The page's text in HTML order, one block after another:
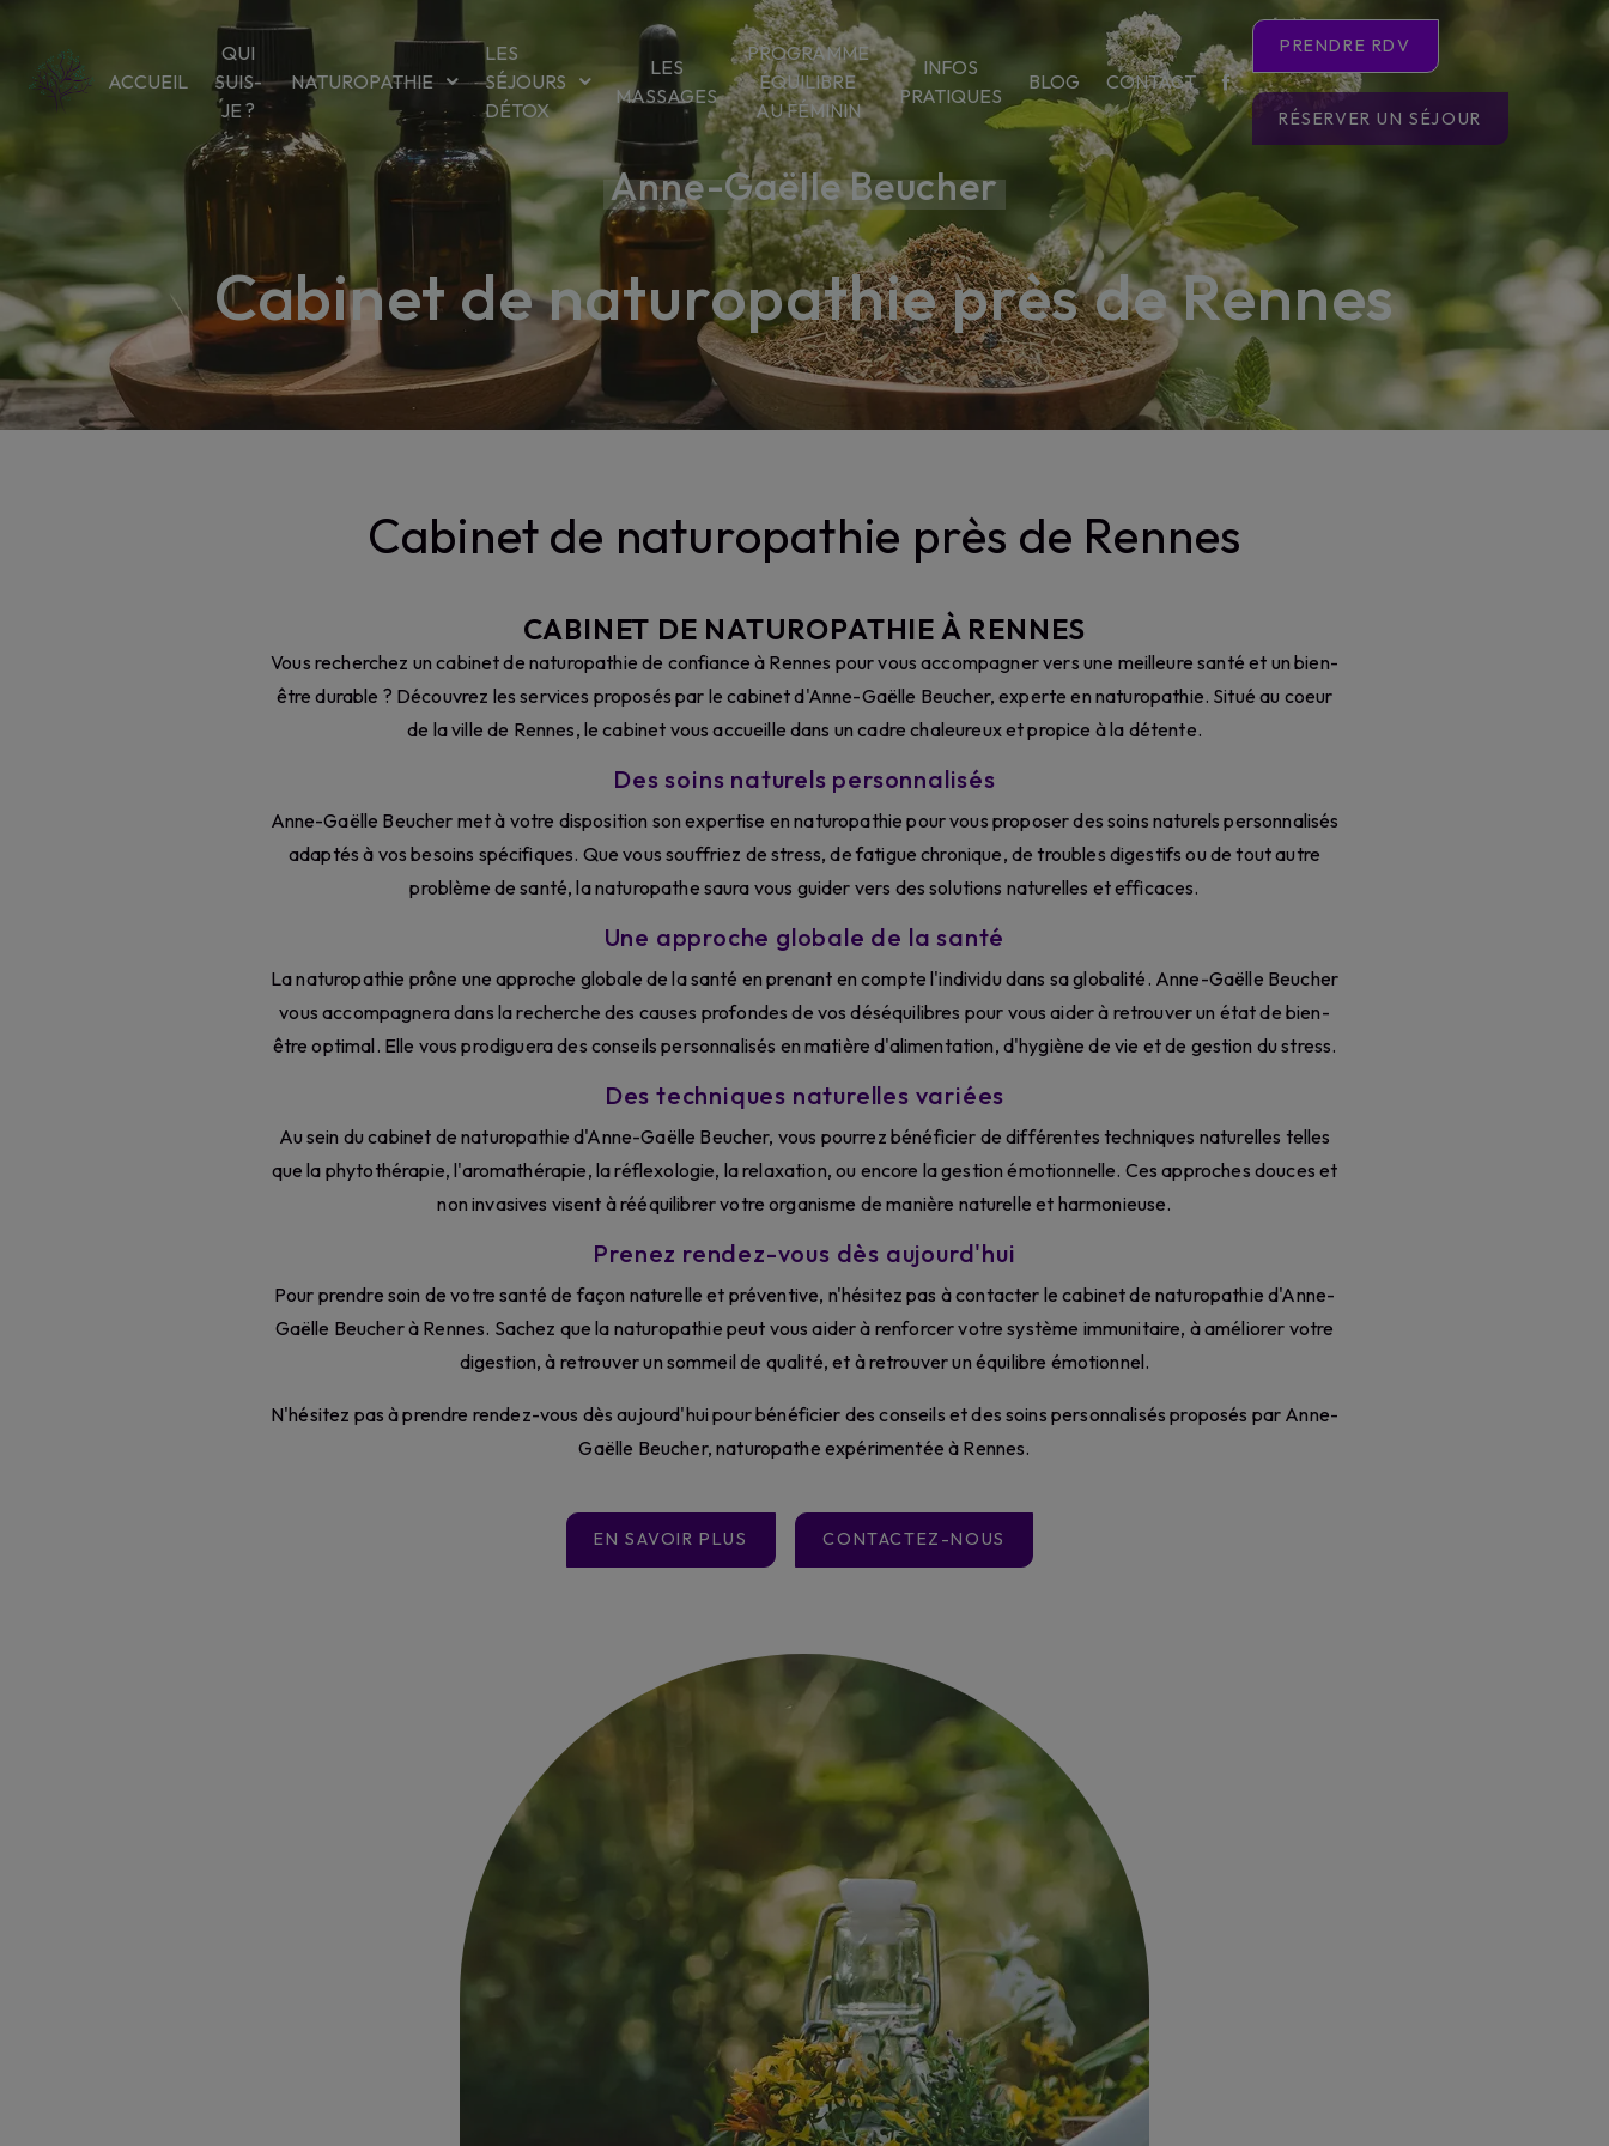
ACCUEIL
QUI
SUIS-
JE ?
NATUROPATHIE
LES
SÉJOURS
DÉTOX
LES
MASSAGES
PROGRAMME
ÉQUILIBRE
AU FÉMININ
INFOS
PRATIQUES
BLOG CONTACT
PRENDRE RDV
RÉSERVER UN SÉJOUR
Anne-Gaëlle Beucher
Cabinet de naturopathie près de Rennes
Cabinet de naturopathie près de Rennes
CABINET DE NATUROPATHIE À RENNES
Vous recherchez un cabinet de naturopathie de confiance à Rennes pour vous accompagner vers une meilleure santé et un bien-
être durable ? Découvrez les services proposés par le cabinet d'Anne-Gaëlle Beucher, experte en naturopathie. Situé au coeur
de la ville de Rennes, le cabinet vous accueille dans un cadre chaleureux et propice à la détente.
Des soins naturels personnalisés
Anne-Gaëlle Beucher met à votre disposition son expertise en naturopathie pour vous proposer des soins naturels personnalisés
adaptés à vos besoins spécifiques. Que vous souffriez de stress, de fatigue chronique, de troubles digestifs ou de tout autre
problème de santé, la naturopathe saura vous guider vers des solutions naturelles et efficaces.
Une approche globale de la santé
La naturopathie prône une approche globale de la santé en prenant en compte l'individu dans sa globalité. Anne-Gaëlle Beucher
vous accompagnera dans la recherche des causes profondes de vos déséquilibres pour vous aider à retrouver un état de bien-
être optimal. Elle vous prodiguera des conseils personnalisés en matière d'alimentation, d'hygiène de vie et de gestion du stress.
Des techniques naturelles variées
Au sein du cabinet de naturopathie d'Anne-Gaëlle Beucher, vous pourrez bénéficier de différentes techniques naturelles telles
que la phytothérapie, l'aromathérapie, la réflexologie, la relaxation, ou encore la gestion émotionnelle. Ces approches douces et
non invasives visent à rééquilibrer votre organisme de manière naturelle et harmonieuse.
Prenez rendez-vous dès aujourd'hui
Pour prendre soin de votre santé de façon naturelle et préventive, n'hésitez pas à contacter le cabinet de naturopathie d'Anne-
Gaëlle Beucher à Rennes. Sachez que la naturopathie peut vous aider à renforcer votre système immunitaire, à améliorer votre
digestion, à retrouver un sommeil de qualité, et à retrouver un équilibre émotionnel.
N'hésitez pas à prendre rendez-vous dès aujourd'hui pour bénéficier des conseils et des soins personnalisés proposés par Anne-
Gaëlle Beucher, naturopathe expérimentée à Rennes.
EN SAVOIR PLUS CONTACTEZ-NOUS
Panneau de gestion des cookies